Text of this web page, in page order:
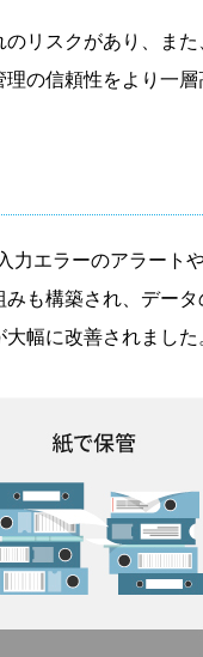
リスクがあり、ま
の信頼性をより一
エラーのアラート
も構築され、データ
幅に改善されました。